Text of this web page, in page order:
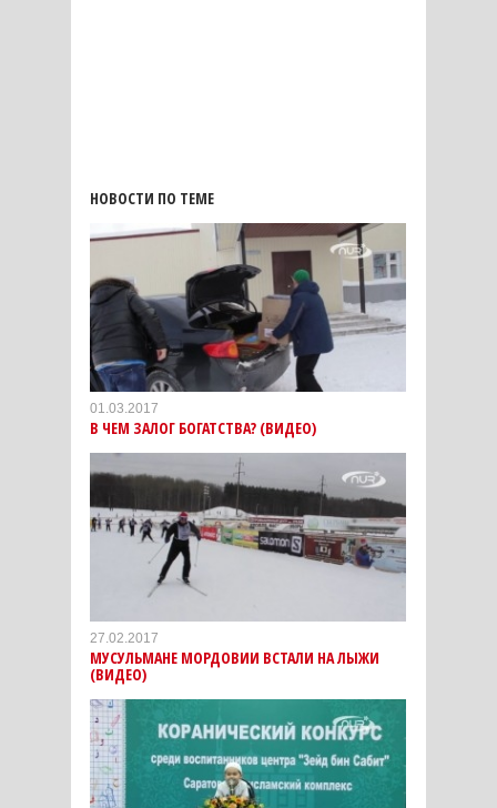
НОВОСТИ ПО ТЕМЕ
01.03.2017
В ЧЕМ ЗАЛОГ БОГАТСТВА? (ВИДЕО)
27.02.2017
МУСУЛЬМАНЕ МОРДОВИИ ВСТАЛИ НА ЛЫЖИ
(ВИДЕО)